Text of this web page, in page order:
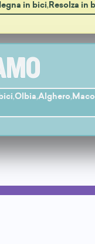
in bici, Resolza in
,Olbia,Alghero,